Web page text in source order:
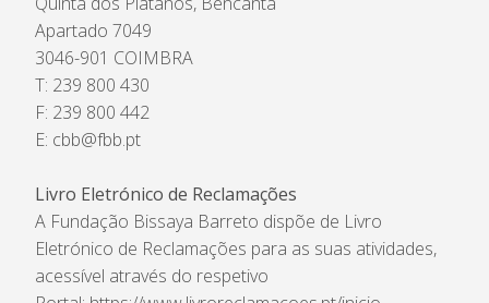
Apartado 7049
3046-901 COIMBRA
T: 239 800 430
F: 239 800 442
E: cbb@fbb.pt
Livro Eletrónico de Reclamações
A Fundação Bissaya Barreto dispõe de Livro
Eletrónico de Reclamações para as suas atividades,
acessível através do respetivo